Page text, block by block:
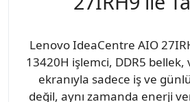
Lenovo IdeaCentre AIO
13420H işlemci, DDR5 bellek,
ekranıyla sadece iş ve
değil, aynı zamanda enerji